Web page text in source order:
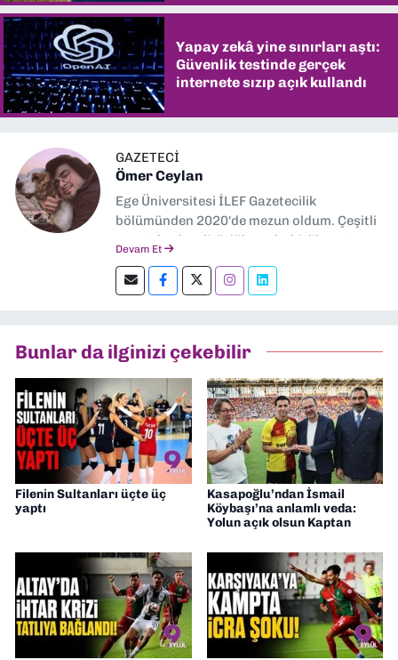
Yapay zekâ yine sınırları aştı:
Güvenlik testinde gerçek
internete sızıp açık kullandı
GAZETECİ
Ömer Ceylan
Ege Üniversitesi İLEF Gazetecilik
bölümünden 2020'de mezun oldum. Çeşitli
gazetelerde editörlük, muhabirlik yaptım.
editörlük yapıyorum.
Devam Et
Bunlar da ilginizi çekebilir
Filenin Sultanları üçte üç
yaptı
Kasapoğlu’ndan İsmail
Köybaşı’na anlamlı veda:
Yolun açık olsun Kaptan